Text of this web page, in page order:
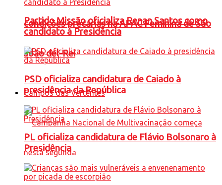
condições precárias na APAC Feminina de São
João del-Rei
Campos das Vertentes
Partido Missão oficializa Renan Santos como
candidato à Presidência
PSD oficializa candidatura de Caiado à
presidência da República
PL oficializa candidatura de Flávio Bolsonaro à
Presidência